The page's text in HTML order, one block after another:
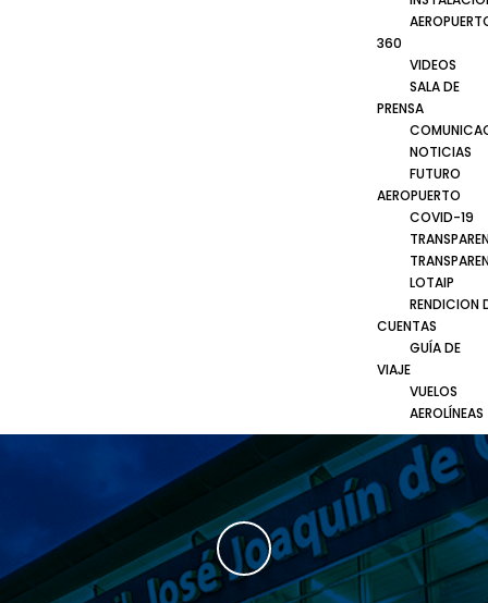
360
VIDEOS
SALA DE
PRENSA
NOTICIAS
FUTURO
AEROPUERTO
COVID-19
LOTAIP
RENDICION
CUENTAS
GUÍA DE
VIAJE
VUELOS
AEROLÍNEAS